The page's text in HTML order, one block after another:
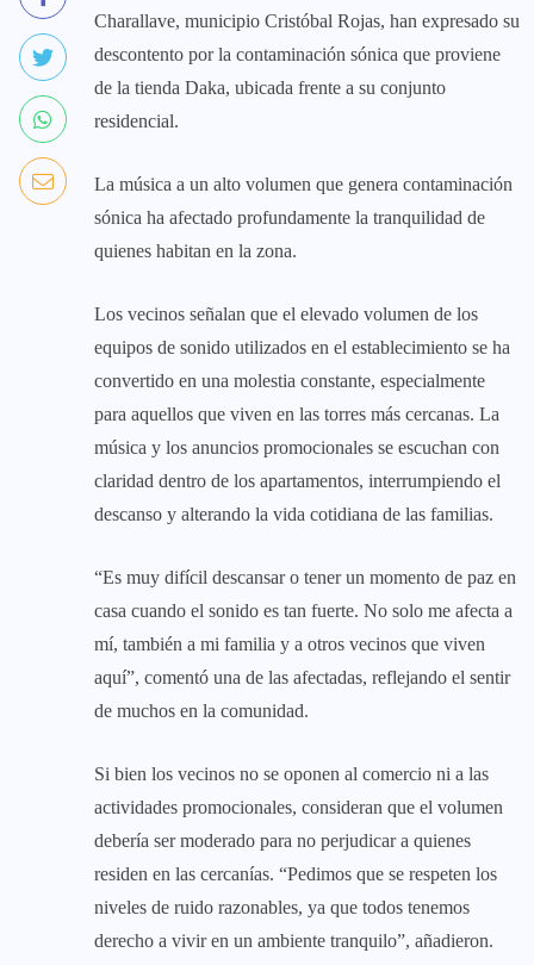
Charallave, municipio Cristóbal Rojas, han expresado su
descontento por la contaminación sónica que proviene
de la tienda Daka, ubicada frente a su conjunto
residencial.
La música a un alto volumen que genera contaminación
sónica ha afectado profundamente la tranquilidad de
quienes habitan en la zona.
Los vecinos señalan que el elevado volumen de los
equipos de sonido utilizados en el establecimiento se ha
convertido en una molestia constante, especialmente
para aquellos que viven en las torres más cercanas. La
música y los anuncios promocionales se escuchan con
claridad dentro de los apartamentos, interrumpiendo el
descanso y alterando la vida cotidiana de las familias.
“Es muy difícil descansar o tener un momento de paz en
casa cuando el sonido es tan fuerte. No solo me afecta a
mí, también a mi familia y a otros vecinos que viven
aquí”, comentó una de las afectadas, reflejando el sentir
de muchos en la comunidad.
Si bien los vecinos no se oponen al comercio ni a las
actividades promocionales, consideran que el volumen
debería ser moderado para no perjudicar a quienes
residen en las cercanías. “Pedimos que se respeten los
niveles de ruido razonables, ya que todos tenemos
derecho a vivir en un ambiente tranquilo”, añadieron.